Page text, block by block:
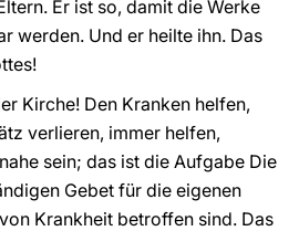
Er ist so, damit die Werke
werden. Und er heilte ihn. Das
Kirche! Den Kranken helfen,
verlieren, immer helfen,
sein; das ist die Aufgabe Die
Gebet für die eigenen
Krankheit betroffen sind. Das